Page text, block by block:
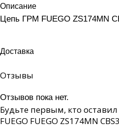
Описание
Цепь ГРМ FUEGO ZS174MN
Доставка
Отзывы
Отзывов пока нет.
Будьте первым, кто
FUEGO FUEGO ZS174MN